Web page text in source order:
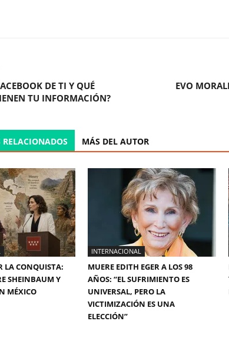
DE TI Y QUÉ
TU INFORMACIÓN?
EVO
MÁS DEL AUTOR
LA CONQUISTA:
SHEINBAUM Y
MÉXICO
INTERNACIONAL
MUERE EDITH EGER A LOS 98
AÑOS: “EL SUFRIMIENTO ES
UNIVERSAL, PERO LA
VICTIMIZACIÓN ES UNA
ELECCIÓN”